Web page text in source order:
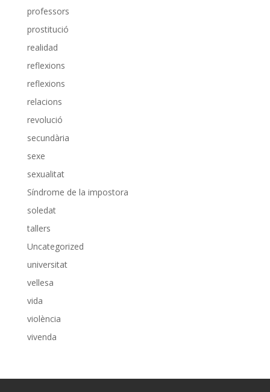
professors
prostitució
realidad
reflexions
reflexions
relacions
revolució
secundària
sexe
sexualitat
Síndrome de la impostora
soledat
tallers
Uncategorized
universitat
vellesa
vida
violència
vivenda